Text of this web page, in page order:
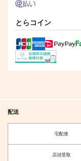
とらコイン
配送
宅配便
店頭受取